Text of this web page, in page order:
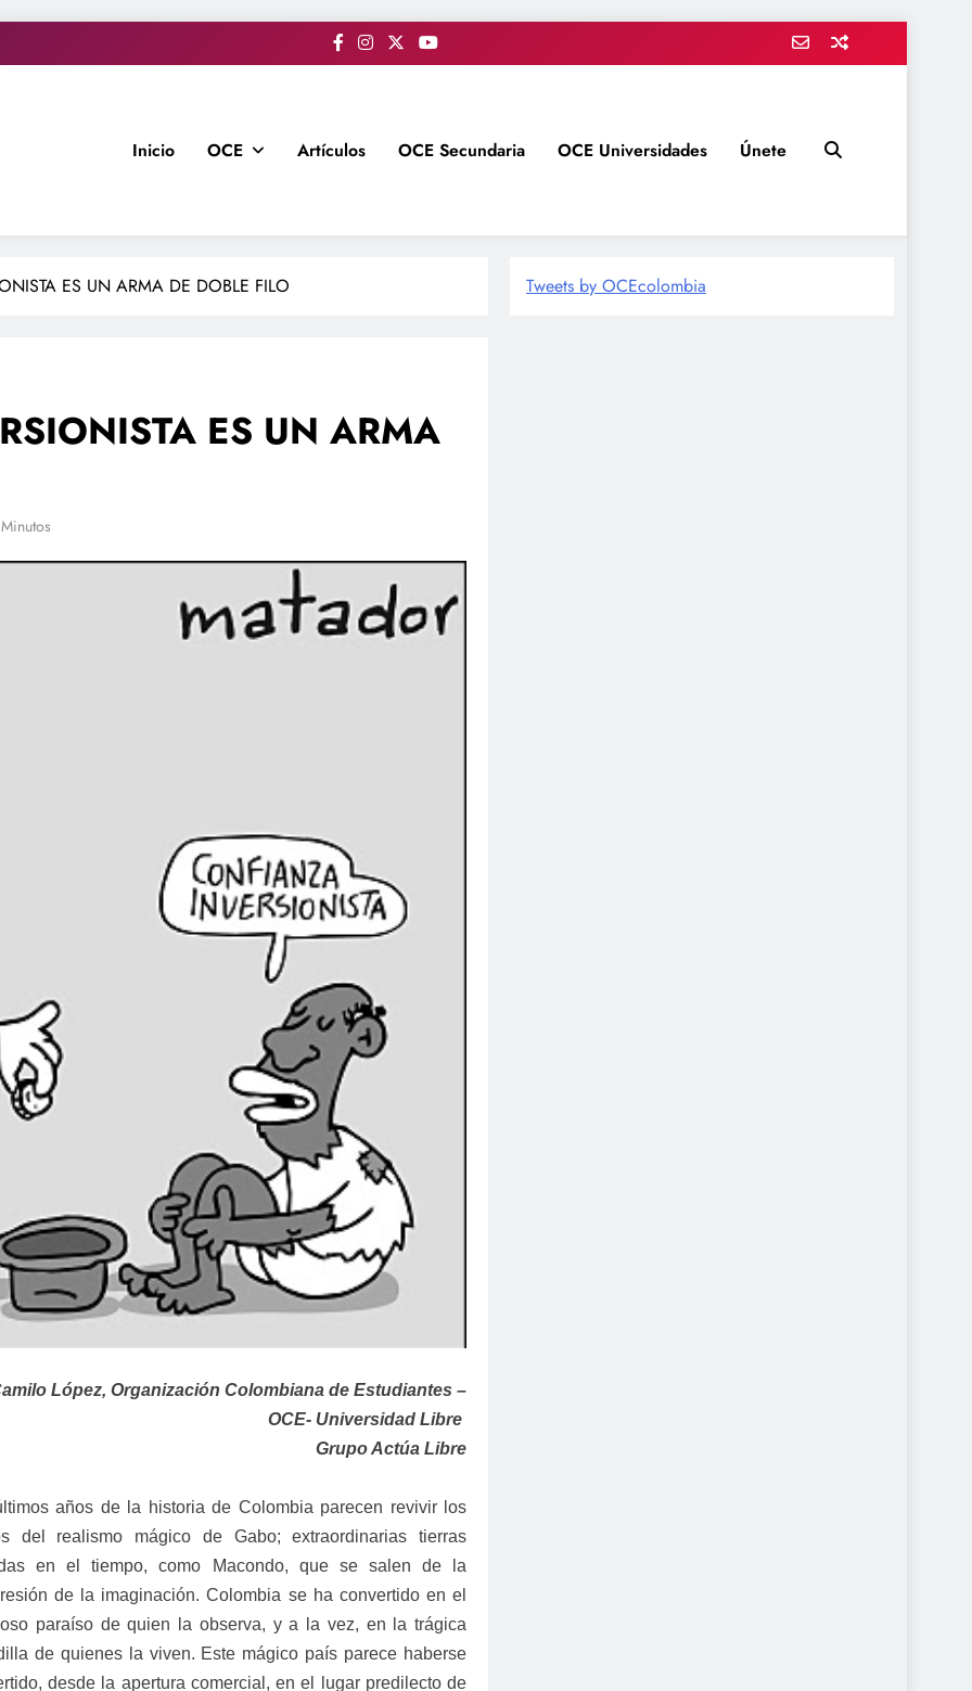
Inicio OCE Artículos OCE Secundaria OCE Universidades Únete
ES UN ARMA DE DOBLE FILO
ES UN ARMA
López, Organización Colombiana de Estudiantes –
OCE- Universidad Libre
Grupo Actúa Libre
años de la historia de Colombia parecen revivir los
del realismo mágico de Gabo; extraordinarias tierras
en el tiempo, como Macondo, que se salen de la
de la imaginación. Colombia se ha convertido en el
paraíso de quien la observa, y a la vez, en la trágica
de quienes la viven. Este mágico país parece haberse
desde la apertura comercial, en el lugar predilecto de
Tweets by OCEcolombia